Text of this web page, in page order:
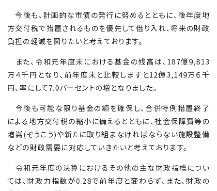
今後も、計画的な市債の発行に努めるとともに、後年度地
方交付税で措置されるものを優先して借り入れ、将来の財政
負担の軽減を図りたいと考えております。
また、令和元年度末における基金の残高は、 187億9,813
万４千円となり、前年度末と比較しますと12億3,149万６千
円、率にして7.0パーセントの増となりました。
今後も可能な限り基金の額を確保し、合併特例措置終了
による地方交付税の縮小に備えるとともに、社会保障費等の
増嵩(ぞうこう)や新たに取り組まなければならない施設整備
などの財政需要に対応していきたいと考えております。
令和元年度の決算におけるその他の主な財政指標につい
ては、財政力指数が0.28で前年度と変わらず、また、財政の